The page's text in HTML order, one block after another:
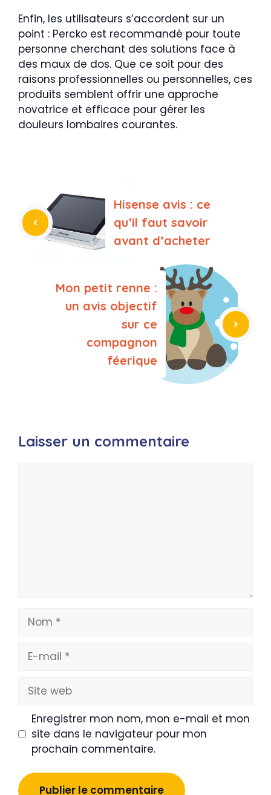
Enfin, les utilisateurs s’accordent sur un
point : Percko est recommandé pour toute
personne cherchant des solutions face à
des maux de dos. Que ce soit pour des
raisons professionnelles ou personnelles, ces
produits semblent offrir une approche
novatrice et efficace pour gérer les
douleurs lombaires courantes.
Hisense avis : ce
qu’il faut savoir
avant d’acheter
Mon petit renne :
un avis objectif
sur ce
compagnon
féerique
Laisser un commentaire
Nom
mail
Site
web
Enregistrer mon nom, mon e-mail et mon
site dans le navigateur pour mon
prochain commentaire.